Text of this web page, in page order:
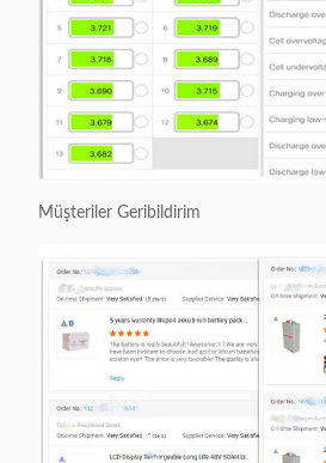
Müşteriler Geribildirim